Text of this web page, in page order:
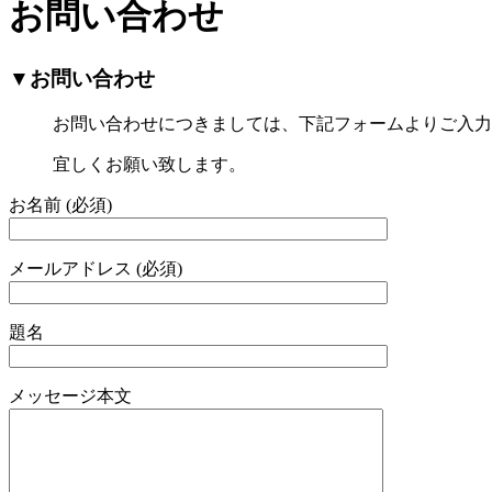
お問い合わせ
▼お問い合わせ
お問い合わせにつきましては、下記フォームよりご入
宜しくお願い致します。
お名前 (必須)
メールアドレス (必須)
題名
メッセージ本文